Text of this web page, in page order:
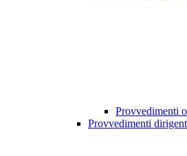
Provvedimenti
Provvedimenti